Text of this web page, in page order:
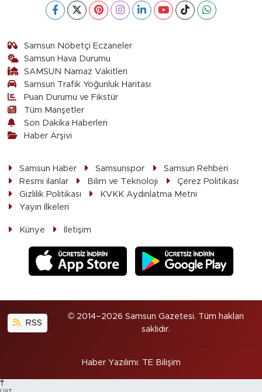
Samsun Nöbetçi Eczaneler
Samsun Hava Durumu
SAMSUN Namaz Vakitleri
Samsun Trafik Yoğunluk Haritası
Puan Durumu ve Fikstür
Tüm Manşetler
Son Dakika Haberleri
Haber Arşivi
Samsun Haber Samsunspor
Samsun Rehberi
Resmi ilanlar
Bilim ve Teknoloji
Çerez Politikası
Gizlilik Politikası
KVKK Aydınlatma Metni
Yayın İlkeleri
Künye İletişim
RSS
© 2014–2026 Samsun Gazetesi. Tüm hakları
saklıdır.
Haber Yazılımı: TE Bilişim